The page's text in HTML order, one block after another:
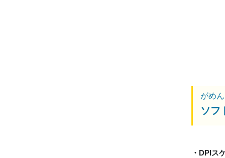
がめ
ソフ
・DPIス